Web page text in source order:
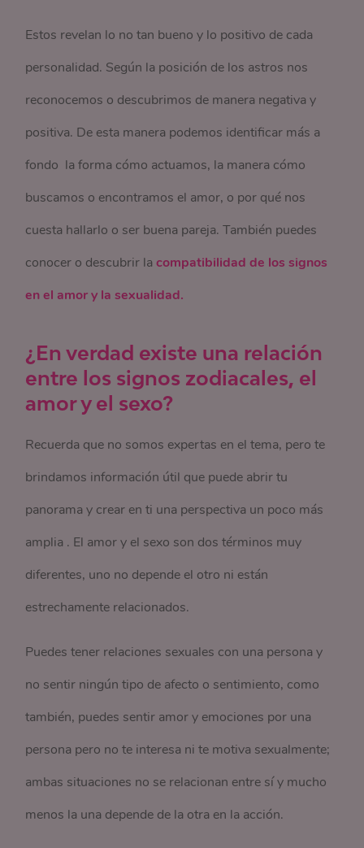
Estos revelan lo no tan bueno y lo positivo de cada
personalidad. Según la posición de los astros nos
reconocemos o descubrimos de manera negativa y
positiva. De esta manera podemos identificar más a
fondo la forma cómo actuamos, la manera cómo
buscamos o encontramos el amor, o por qué nos
cuesta hallarlo o ser buena pareja. También puedes
conocer o descubrir lacompatibilidad de los signos
en el amor y la sexualidad.
¿En verdad existe una relación
entre los signos zodiacales, el
amor y el sexo?
Recuerda que no somos expertas en el tema, pero te
brindamos información útil que puede abrir tu
panorama y crear en ti una perspectiva un poco más
amplia . El amor y el sexo son dos términos muy
diferentes, uno no depende el otro ni están
estrechamente relacionados.
Puedes tener relaciones sexuales con una persona y
no sentir ningún tipo de afecto o sentimiento, como
también, puedes sentir amor y emociones por una
persona pero no te interesa ni te motiva sexualmente;
ambas situaciones no se relacionan entre sí y mucho
menos la una depende de la otra en la acción.